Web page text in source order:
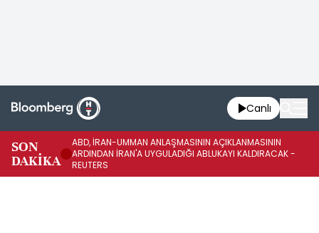
Canlı
SON
DAKİKA
ABD, İRAN-UMMAN ANLAŞMASININ AÇIKLANMASININ
ARDINDAN İRAN'A UYGULADIĞI ABLUKAYI KALDIRACAK -
REUTERS